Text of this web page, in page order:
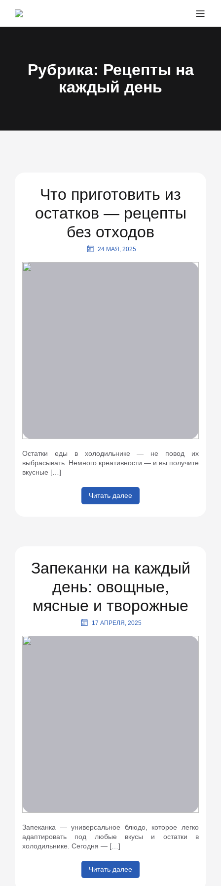
Рубрика: Рецепты на
каждый день
Что приготовить из
остатков — рецепты
без отходов
24 МАЯ, 2025
Остатки еды в холодильнике — не повод их
выбрасывать. Немного креативности — и вы получите
вкусные […]
Читать далее
Запеканки на каждый
день: овощные,
мясные и творожные
17 АПРЕЛЯ, 2025
Запеканка — универсальное блюдо, которое легко
адаптировать под любые вкусы и остатки в
холодильнике. Сегодня — […]
Читать далее